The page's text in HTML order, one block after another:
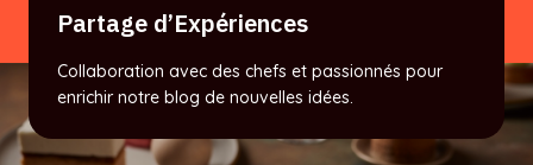
Partage d’Expériences
Collaboration avec des chefs et passionnés pour
enrichir notre blog de nouvelles idées.